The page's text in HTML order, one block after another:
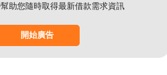
助您隨時取得最新借款需求資訊
開始廣告